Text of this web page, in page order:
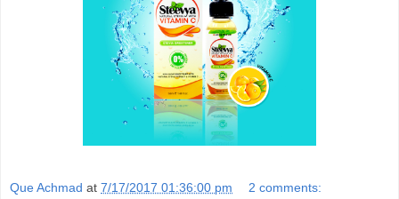
Que Achmad at 7/17/2017 01:36:00 pm 2 comments: